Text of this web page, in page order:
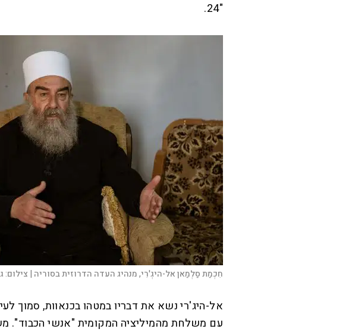
"24.
חִכְמַת סַלְמַאן אל-היגְ'רִי, מנהיג העדה הדרוזית בסוריה | צילום:
אל-היג'רי נשא את דבריו במטהו בכנאוות, סמוך
עם משלחת מהמיליציה המקומית "אנשי הכבוד".